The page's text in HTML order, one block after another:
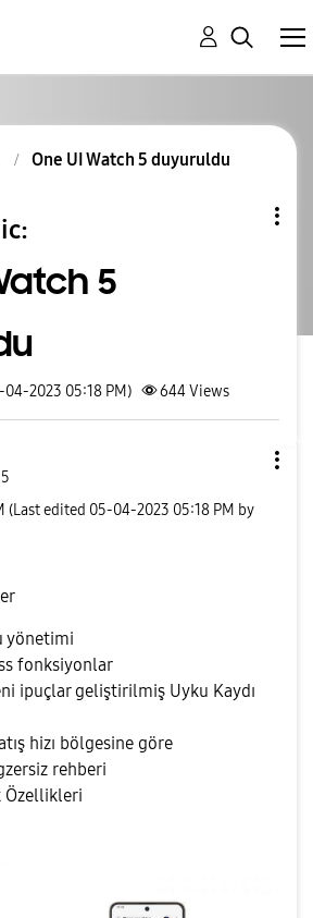
One UI Watch 5 duyuruldu
5
2023 05:18 PM) 644Views
(Last edited ‎05-04-2023 05:18 PM by
yönetimi
fonksiyonlar
ipuçlar geliştirilmiş Uyku Kaydı
hizı bölgesine göre
rehberi
Özellikleri